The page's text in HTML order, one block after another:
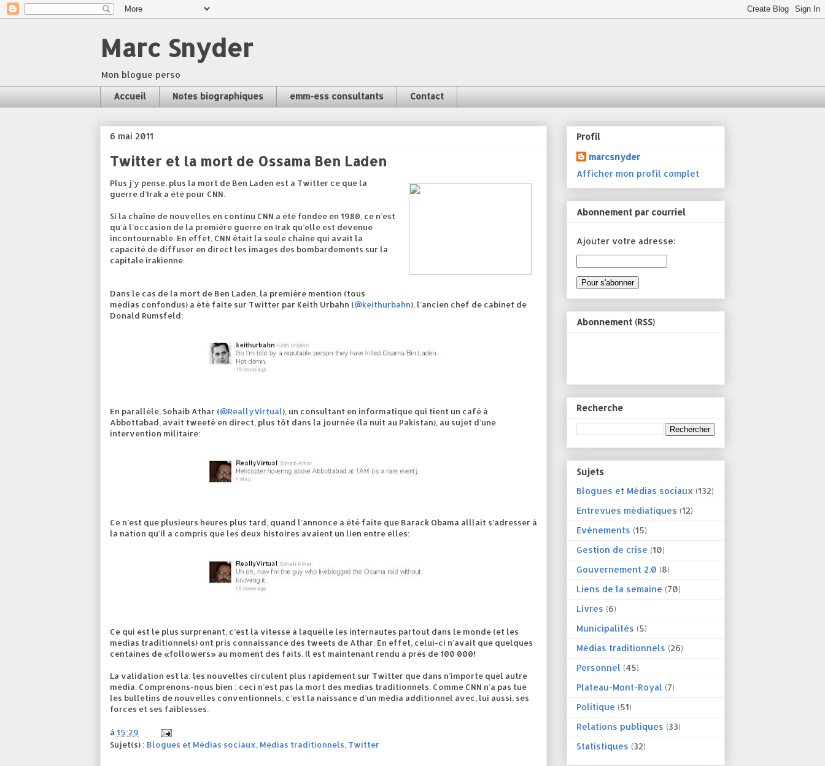
Marc Snyder
Mon blogue perso
Accueil Notes biographiques emm-ess consultants Contact
6 mai 2011
Twitter et la mort de Ossama Ben Laden
Plus j’y pense, plus la mort de Ben Laden est à Twitter ce que la
guerre d’Irak a été pour CNN.
Si la chaîne de nouvelles en continu CNN a été fondée en 1980, ce n’est
qu’à l’occasion de la première guerre en Irak qu’elle est devenue
incontournable. En effet, CNN était la seule chaîne qui avait la
capacité de diffuser en direct les images des bombardements sur la
capitale irakienne.
Dans le cas de la mort de Ben Laden, la première mention (tous
médias confondus) a été faite sur Twitter par Keith Urbahn (@keithurbahn), l’ancien chef de cabinet de
Donald Rumsfeld:
En parallèle, Sohaib Athar (@ReallyVirtual), un consultant en informatique qui tient un café à
Abbottabad, avait tweeté en direct, plus tôt dans la journée (la nuit au Pakistan), au sujet d’une
intervention militaire:
Ce n’est que plusieurs heures plus tard, quand l’annonce a été faite que Barack Obama alllait s’adresser à
la nation qu’il a compris que les deux histoires avaient un lien entre elles:
Ce qui est le plus surprenant, c’est la vitesse à laquelle les internautes partout dans le monde (et les
médias traditionnels) ont pris connaissance des tweets de Athar. En effet, celui-ci n’avait que quelques
centaines de «followers» au moment des faits. Il est maintenant rendu à près de 100 000!
La validation est là: les nouvelles circulent plus rapidement sur Twitter que dans n’importe quel autre
média. Comprenons-nous bien : ceci n’est pas la mort des médias traditionnels. Comme CNN n’a pas tué
les bulletins de nouvelles conventionnels, c’est la naissance d’un média additionnel avec, lui aussi, ses
forces et ses faiblesses.
à 15:29
Sujet(s) : Blogues et Médias sociaux, Médias traditionnels, Twitter
Profil
marcsnyder
Afficher mon profil complet
Abonnement par courriel
Ajouter votre adresse:
Abonnement (RSS)
Recherche
Sujets
Blogues et Médias sociaux (132)
Entrevues médiatiques (12)
Evénements (15)
Gestion de crise (10)
Gouvernement 2.0 (8)
Liens de la semaine (70)
Livres (6)
Municipalités (5)
Médias traditionnels (26)
Personnel (45)
Plateau-Mont-Royal (7)
Politique (51)
Relations publiques (33)
Statistiques (32)